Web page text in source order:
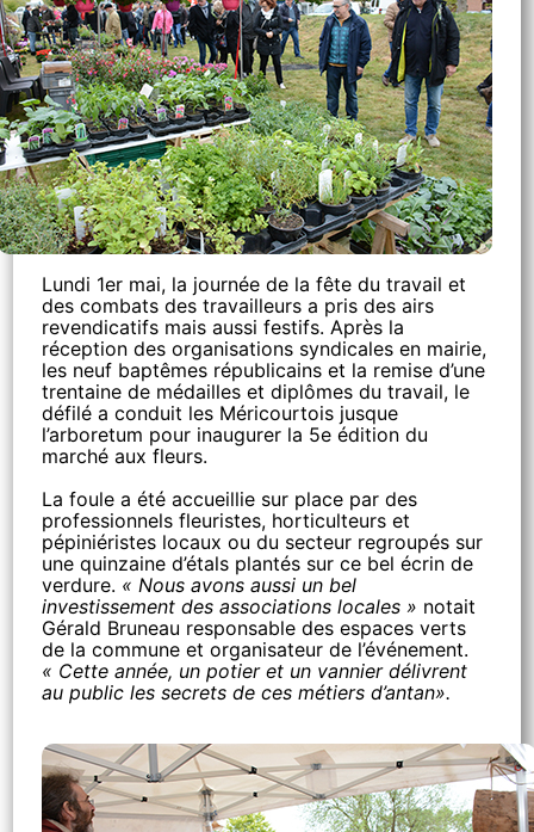
Lundi 1er mai, la journée de la fête du travail et
des combats des travailleurs a pris des airs
revendicatifs mais aussi festifs. Après la
réception des organisations syndicales en mairie,
les neuf baptêmes républicains et la remise d’une
trentaine de médailles et diplômes du travail, le
défilé a conduit les Méricourtois jusque
l’arboretum pour inaugurer la 5e édition du
marché aux fleurs.
La foule a été accueillie sur place par des
professionnels fleuristes, horticulteurs et
pépiniéristes locaux ou du secteur regroupés sur
une quinzaine d’étals plantés sur ce bel écrin de
verdure. « Nous avons aussi un bel
investissement des associations locales » notait
Gérald Bruneau responsable des espaces verts
de la commune et organisateur de l’événement.
« Cette année, un potier et un vannier délivrent
au public les secrets de ces métiers d’antan».